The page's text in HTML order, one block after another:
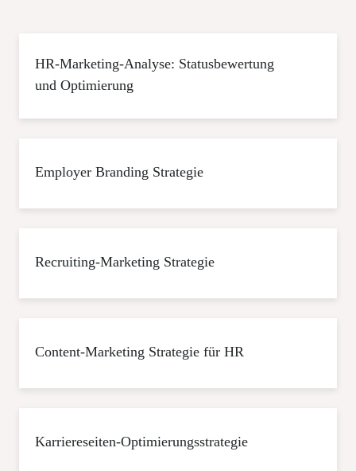
HR-Marketing-Analyse: Statusbewertung
und Optimierung
Employer Branding Strategie
Recruiting-Marketing Strategie
Content-Marketing Strategie für HR
Karriereseiten-Optimierungsstrategie